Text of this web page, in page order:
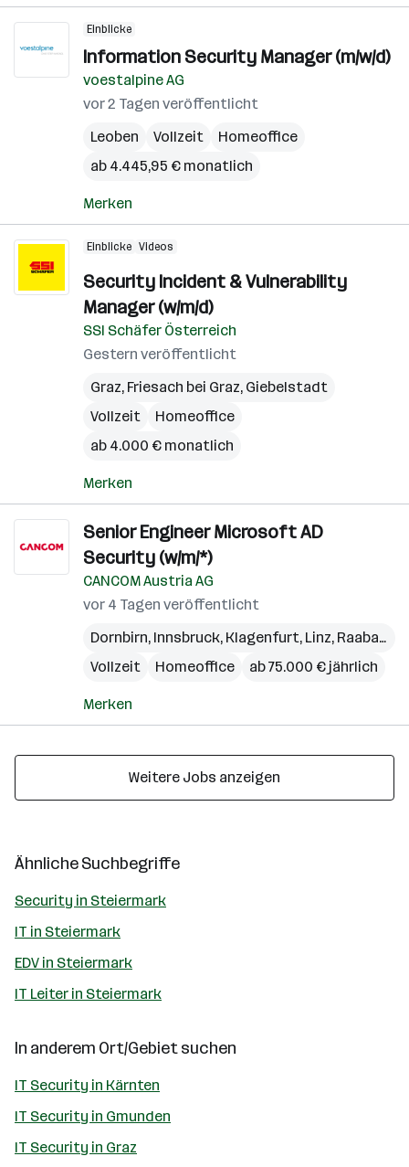
Einblicke
Information Security Manager (m/w/d)
voestalpine AG
vor 2 Tagen veröffentlicht
Leoben
Vollzeit
Homeoffice
ab 4.445,95 € monatlich
Merken
Einblicke Videos
Security Incident & Vulnerability
Manager (w/m/d)
SSI Schäfer Österreich
Gestern veröffentlicht
Graz, Friesach bei Graz, Giebelstadt
Vollzeit
Homeoffice
ab 4.000 € monatlich
Merken
Senior Engineer Microsoft AD
Security (w/m/*)
CANCOM Austria AG
vor 4 Tagen veröffentlicht
Dornbirn, Innsbruck, Klagenfurt, Linz, Raaba-Grambach
Vollzeit
Homeoffice ab 75.000 € jährlich
Merken
Weitere Jobs anzeigen
Ähnliche Suchbegriffe
Security in Steiermark
IT in Steiermark
EDV in Steiermark
IT Leiter in Steiermark
In anderem Ort/Gebiet suchen
IT Security in Kärnten
IT Security in Gmunden
IT Security in Graz